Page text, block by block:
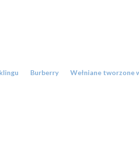
Burberry Wełniane tworzone